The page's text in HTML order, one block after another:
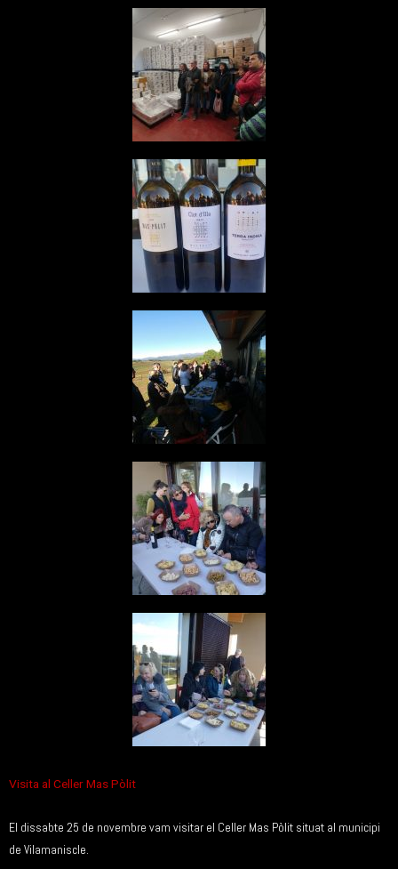
Visita al Celler Mas Pòlit
El dissabte 25 de novembre vam visitar el Celler Mas Pòlit situat al municipi
de Vilamaniscle.